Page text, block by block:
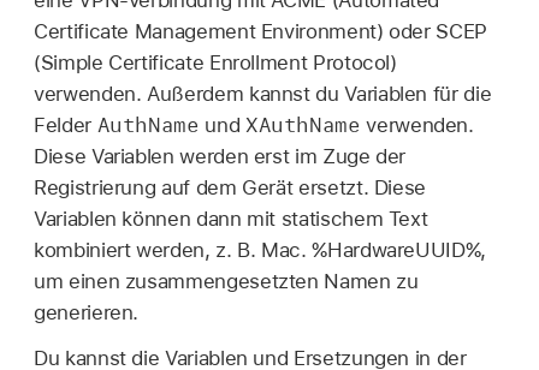
Certificate Management Environment) oder SCEP
(Simple Certificate Enrollment Protocol)
verwenden. Außerdem kannst du Variablen für die
Felder AuthName und XAuthName verwenden.
Diese Variablen werden erst im Zuge der
Registrierung auf dem Gerät ersetzt. Diese
Variablen können dann mit statischem Text
kombiniert werden, z. B. Mac. %HardwareUUID%,
um einen zusammengesetzten Namen zu
generieren.
Du kannst die Variablen und Ersetzungen in der